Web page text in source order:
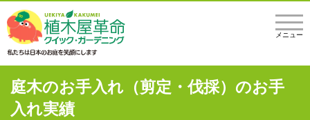
メニュー
庭木のお手入れ（剪定・伐採）のお手
入れ実績